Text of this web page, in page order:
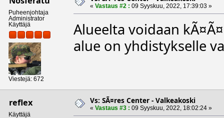
Puheenjohtaja
Administrator
Käyttäjä
Viestejä: 672
« Vastaus #2 : 09 Syyskuu, 2022, 17:39:03 »
Alueelta voidaan
alue on yhdistykselle
reflex
Käyttäjä
Vs: SÃ¤res Center - Valkeakoski
« Vastaus #3 : 09 Syyskuu, 2022, 18:02:24 »